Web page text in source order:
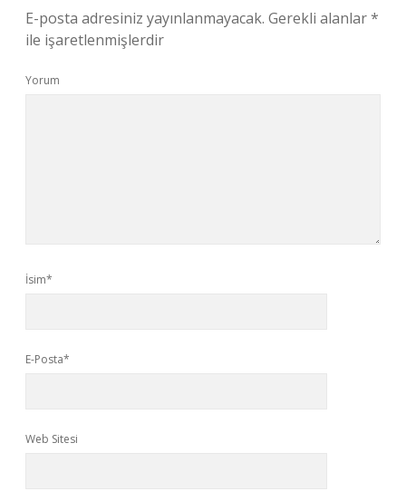
E-posta adresiniz yayınlanmayacak. Gerekli alanlar*
ile işaretlenmişlerdir
Yorum
İsim*
E-Posta*
Web Sitesi